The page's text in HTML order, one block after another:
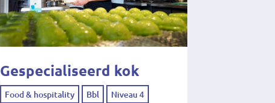
Gespecialiseerd kok
Food & hospitality Bbl Niveau 4